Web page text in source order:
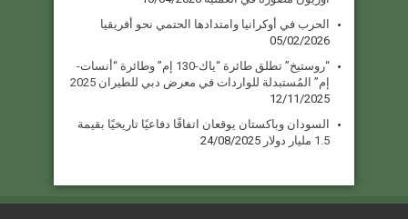
الحرب في أوكرانيا وامتدادها الحتمي نحو أفريقيا
05/02/2026
“روستيخ” تطلق طائرة “ياك-130 إم” وطائرة “أنسات-
إم” المُستبدلة للواردات في معرض دبي للطيران 2025
12/11/2025
السودان وباكستان يوقعان اتفاقًا دفاعيًا تاريخيًا بقيمة
1.5 مليار دولار
24/08/2025